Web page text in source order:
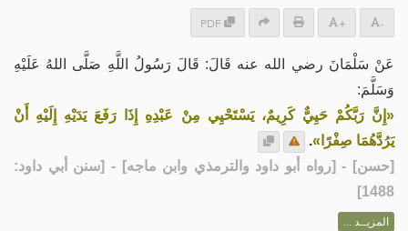
PDF + -
عَنْ سَلْمَانَ رضي الله عنه قَالَ: قَالَ رَسُولُ اللَّهِ صَلَّى اللهُ عَلَيْهِ
وَسَلَّمَ:
«إِنَّ رَبَّكُمْ حَيِيٌّ كَرِيمٌ، يَسْتَحْيِي مِنْ عَبْدِهِ إِذَا رَفَعَ يَدَيْهِ إِلَيْهِ أَنْ
يَرُدَّهُمَا صِفْرًا».
[حسن] - [رواه أبو داود والترمذي وابن ماجه] - [سنن أبي داود:
1488]
المزيــد ...